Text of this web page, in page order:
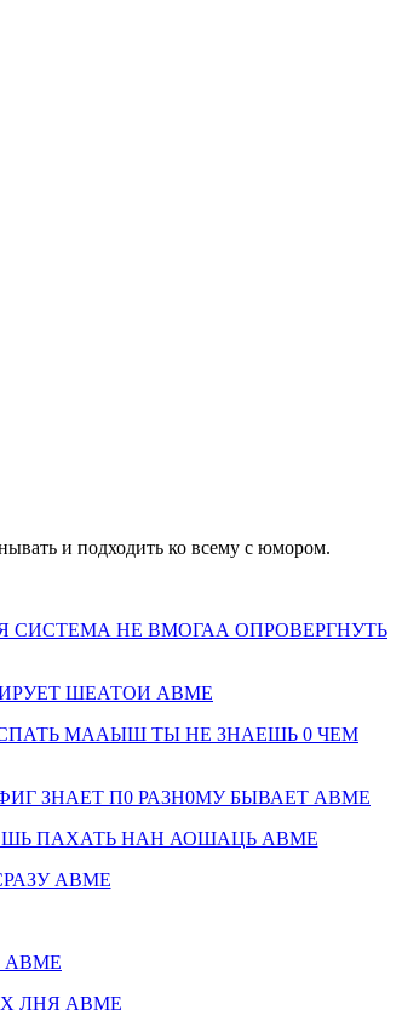
и подходить ко всему с юмором.